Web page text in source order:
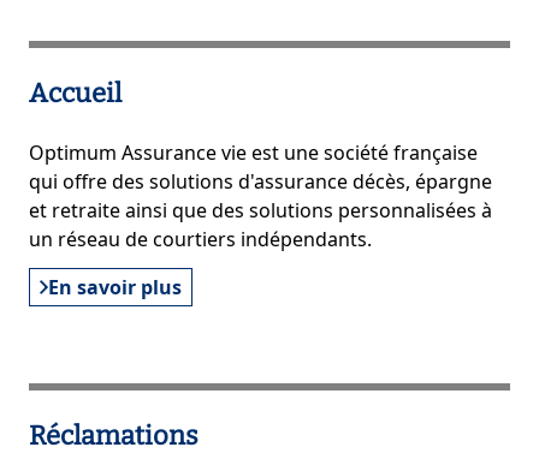
Accueil
Optimum Assurance vie est une société française
qui offre des solutions d'assurance décès, épargne
et retraite ainsi que des solutions personnalisées à
un réseau de courtiers indépendants.
En savoir plus
Réclamations